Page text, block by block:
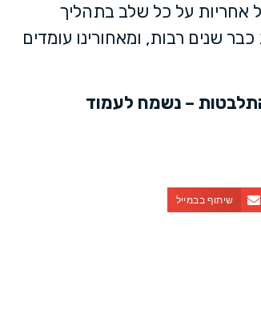
אחריות על כל שלב בתהליך
שנים רבות, ומאחורינו עומדים
– נשמח לעמוד
שיתוף בבמייל